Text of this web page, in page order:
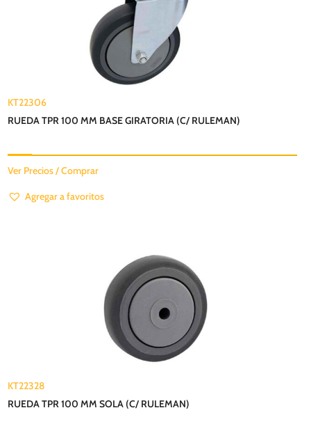
KT22306
RUEDA TPR 100 MM BASE GIRATORIA (C/ RULEMAN)
Ver Precios / Comprar
Agregar a favoritos
KT22328
RUEDA TPR 100 MM SOLA (C/ RULEMAN)